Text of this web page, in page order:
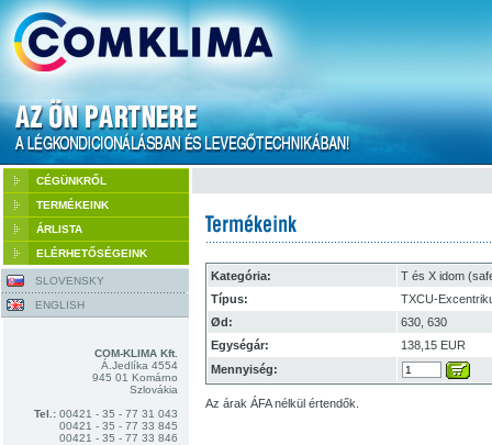
CÉGÜNKRŐL
TERMÉKEINK
ÁRLISTA
ELÉRHETŐSÉGEINK
SLOVENSKY
ENGLISH
COM-KLIMA Kft.
Á.Jedlíka 4554
945 01 Komárno
Szlovákia
Tel.: 00421 - 35 - 77 31 043
00421 - 35 - 77 33 845
00421 - 35 - 77 33 846
Kategória:
T és X idom
Típus:
TXCU-
Ød:
630, 630
Egységár:
138,15 EUR
Mennyiség:
Az árak ÁFA nélkül értendők.